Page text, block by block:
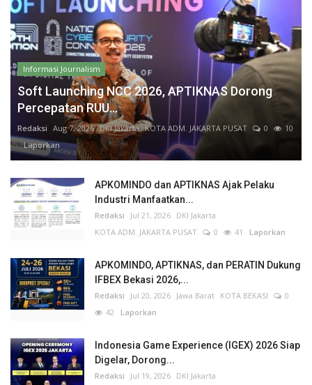
Informasi Journalism
Soft Launching NCC 2026, APTIKNAS Dorong
Percepatan RUU...
Redaksi Aug 7, 2026 DKI Jakarta KOTA ADM. JAKARTA PUSAT 0
10
Laporkan
APKOMINDO dan APTIKNAS Ajak Pelaku
Industri Manfaatkan...
Redaksi Jul 21, 2026 DKI Jakarta
KOTA ADM. JAKARTA PUSAT
0 41 Laporkan
APKOMINDO, APTIKNAS, dan PERATIN Dukung
IFBEX Bekasi 2026,...
Redaksi Jul 20, 2026 Jawa Barat KOTA BEKASI
0
42 Laporkan
Indonesia Game Experience (IGEX) 2026 Siap
Digelar, Dorong...
Redaksi Jul 19, 2026 DKI Jakarta